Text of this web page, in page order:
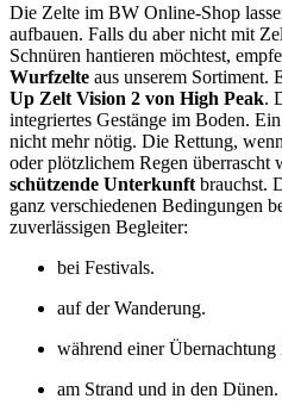
Die Zelte im BW Online-Shop
aufbauen. Falls du aber nicht mit
Schnüren hantieren möchtest,
Wurfzelte aus unserem Sortiment.
Up Zelt Vision 2 von High Peak.
integriertes Gestänge im Boden.
nicht mehr nötig. Die Rettung,
oder plötzlichem Regen überrascht
schützende Unterkunft brauchst.
ganz verschiedenen Bedingungen
zuverlässigen Begleiter:
bei Festivals.
auf der Wanderung.
während einer
am Strand und in den Dünen.